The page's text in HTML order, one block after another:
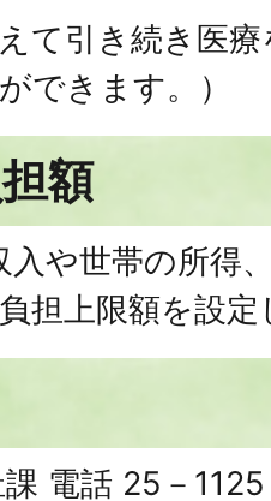
えて引き続き医
できます。）
額
入や世帯の所得
担上限額を設
電話 25－